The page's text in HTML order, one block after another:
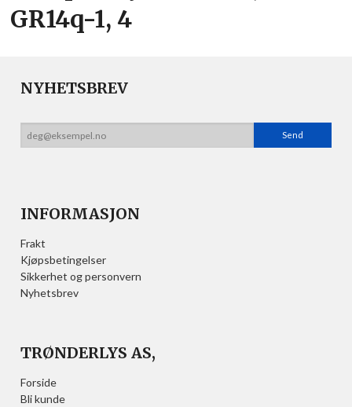
GR14q-1, 4
NYHETSBREV
INFORMASJON
Frakt
Kjøpsbetingelser
Sikkerhet og personvern
Nyhetsbrev
TRØNDERLYS AS,
Forside
Bli kunde